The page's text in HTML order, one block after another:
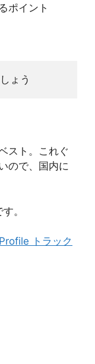
ポイント
ょう
スト。これぐ
ので、国内に
。
トラック